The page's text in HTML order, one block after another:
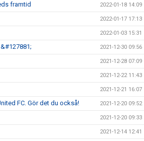
framtid 2022-01-18 14:09
2022-01-17 17:13
2022-01-03 15:31
2021-12-30 09:56
2021-12-28 07:09
2021-12-22 11:43
2021-12-21 16:07
FC. Gör det du också! 2021-12-20 09:52
2021-12-20 09:33
2021-12-14 12:41